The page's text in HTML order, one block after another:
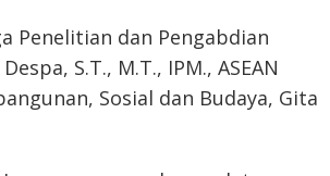
Penelitian dan Pengabdian
S.T., M.T., IPM., ASEAN
Sosial dan Budaya, Gita